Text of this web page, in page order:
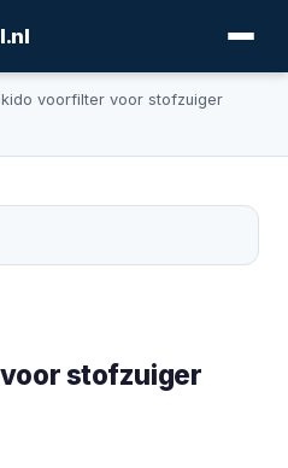
voorfilter voor stofzuiger
stofzuiger